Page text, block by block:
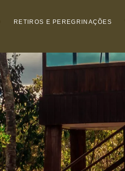
RETIROS E PEREGRINAÇÕES